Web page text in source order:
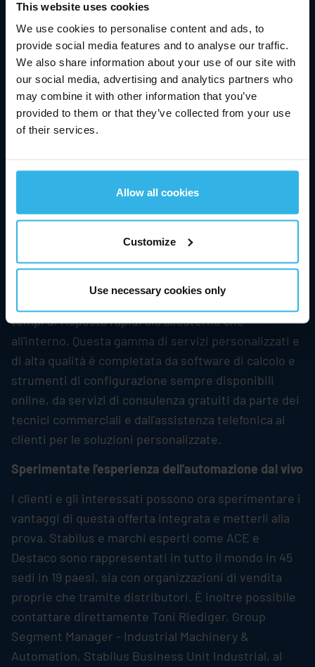
This website uses cookies
We use cookies to personalise content and ads, to
provide social media features and to analyse our traffic.
We also share information about your use of our site with
our social media, advertising and analytics partners who
may combine it with other information that you’ve
provided to them or that they’ve collected from your use
of their services.
Allow all cookies
Customize
Use necessary cookies only
produzione, dimostrata anche per qualsiasi
esigenza speciale. Lo stesso vale per Fabreeka, lo
specialista dell'isolamento delle vibrazioni, i cui
prodotti e servizi di consulenza offrono uno
straordinario valore aggiunto e flessibilità per le
esigenze dei clienti.
conseguenza,Stabilussi impegna a fornire ai clienti
industriali il miglior servizio globale, che si ottiene,
tra l'altro, assegnando a ciascun cliente un referente
soluzioni di automazione e in grado di garantire
tempi di risposta rapidi sia all'esterno che
all'interno. Questa gamma di servizi personalizzati e
di alta qualità è completata da software di calcolo e
strumenti di configurazione sempre disponibili
online, da servizi di consulenza gratuiti da parte dei
tecnici commerciali e dall'assistenza telefonica ai
clienti per le soluzioni personalizzate.
Sperimentate l'esperienza dell'automazione dal vivo
I clienti e gli interessati possono ora sperimentare i
vantaggi di questa offerta integrata e metterli alla
prova. Stabilus e marchi esperti come ACE e
Destaco sono rappresentati in tutto il mondo in 45
sedi in 19 paesi, sia con organizzazioni di vendita
proprie che tramite distributori. È inoltre possibile
contattare direttamente Toni Riediger, Group
Segment Manager - Industrial Machinery &
Automation, Stabilus Business Unit Industrial, al